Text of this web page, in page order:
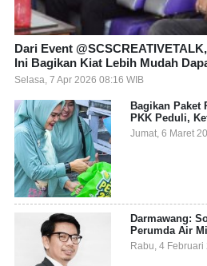
Dari Event
Ini Bagikan Kiat Lebih Mudah
Selasa, 7 Apr 2026 08:16 WIB
Bagikan Paket
PKK Peduli,
Selayar:
Kepekaan Sosial
Jumat, 6 Maret
Darmawang:
Perumda Air
Makin Inovatif
Rabu, 4 Februari